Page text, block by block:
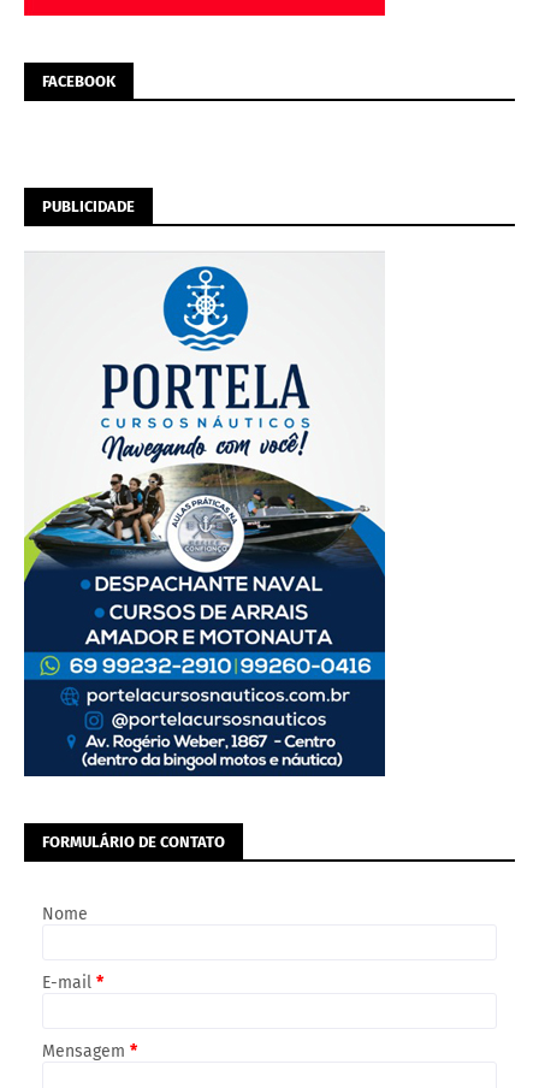
FACEBOOK
PUBLICIDADE
FORMULÁRIO DE CONTATO
Nome
E-mail *
Mensagem *